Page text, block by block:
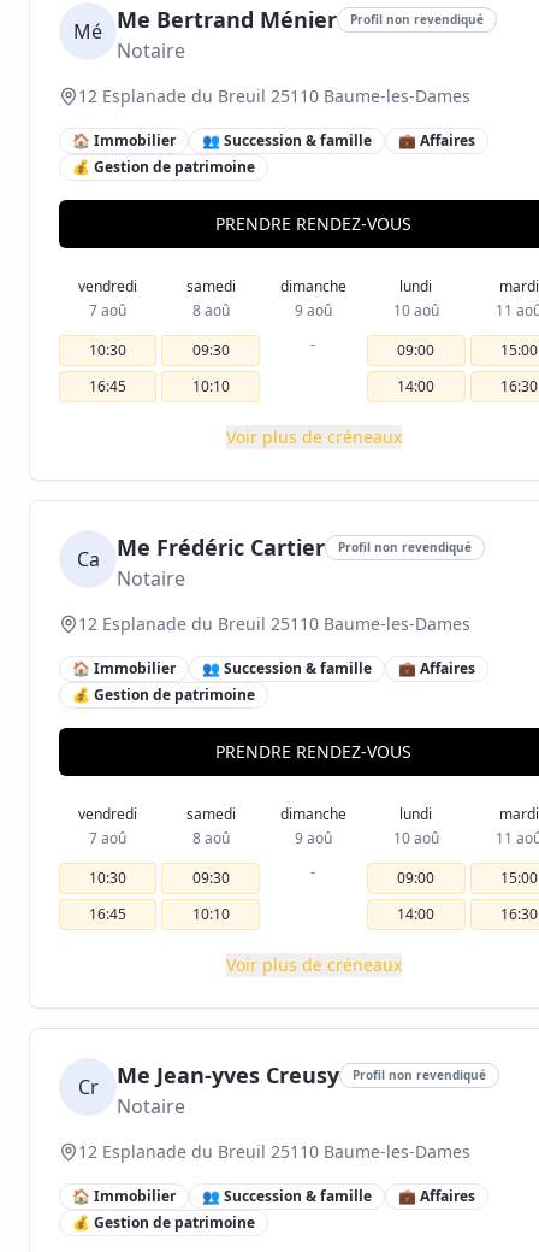
Mé Me Bertrand Ménier Profil non revendiqué
Notaire
12 Esplanade du Breuil 25110 Baume-les-Dames
🏠 Immobilier 👥 Succession & famille
💼 Affaires
💰 Gestion de patrimoine
PRENDRE RENDEZ-VOUS
vendredi
7 aoû
10:30
16:45
samedi
8 aoû
09:30
10:10
dimanche
9 aoû
-
lundi
10 aoû
09:00
14:00
mardi
11
15:00
16:30
Voir plus de créneaux
Ca Me Frédéric Cartier Profil non revendiqué
Notaire
12 Esplanade du Breuil 25110 Baume-les-Dames
🏠 Immobilier 👥 Succession & famille
💼 Affaires
💰 Gestion de patrimoine
PRENDRE RENDEZ-VOUS
vendredi
7 aoû
10:30
16:45
samedi
8 aoû
09:30
10:10
dimanche
9 aoû
-
lundi
10 aoû
09:00
14:00
mardi
11
15:00
16:30
Voir plus de créneaux
Cr Me Jean-yves Creusy Profil non revendiqué
Notaire
12 Esplanade du Breuil 25110 Baume-les-Dames
🏠 Immobilier 👥 Succession & famille
💼 Affaires
💰 Gestion de patrimoine